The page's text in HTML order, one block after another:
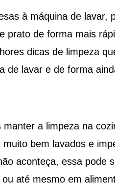
à máquina de lavar,
prato de forma mais
dicas de limpeza
de lavar e de forma
a limpeza na
bem lavados e
aconteça, essa pode
até mesmo em